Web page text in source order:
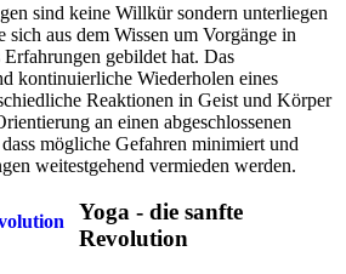
sind keine Willkür sondern unterliegen
sich aus dem Wissen um Vorgänge in
gebildet hat. Das
kontinuierliche Wiederholen eines
Reaktionen in Geist und Körper
an einen abgeschlossenen
mögliche Gefahren minimiert und
weitestgehend vermieden werden.
Yoga - die sanfte
Revolution